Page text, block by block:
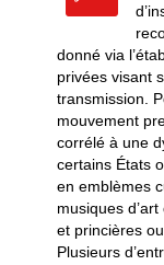
donné via
privées visant
transmission.
mouvement
corrélé à une
certains États
en emblèmes
musiques
et princières
Plusieurs